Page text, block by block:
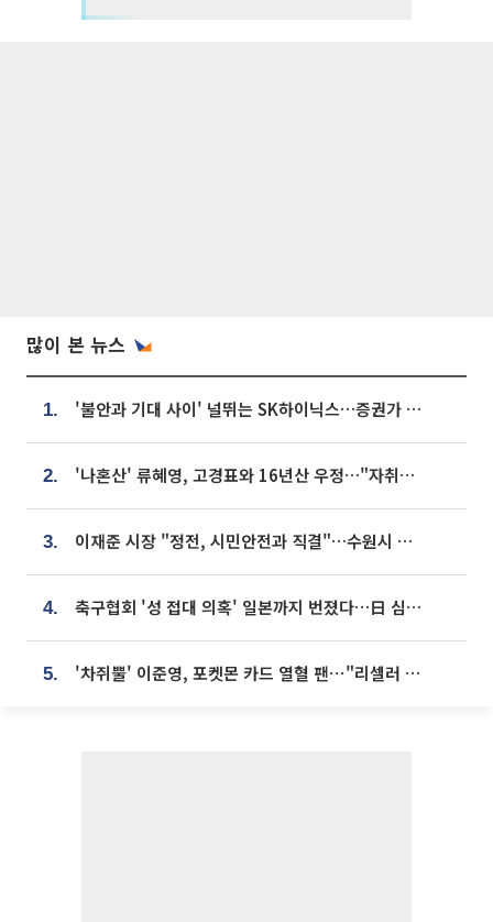
많이 본 뉴스
1. '불안과 기대 사이' 널뛰는 SK하이닉스…증권가 "HBM4·LTA 기반 펀터멘털 견고"
2. '나혼산' 류혜영, 고경표와 16년산 우정…"자취방서 부모님과 마주쳐"
3. 이재준 시장 "정전, 시민안전과 직결"…수원시 비상대응체계 가동
4. 축구협회 '성 접대 의혹' 일본까지 번졌다…日 심판 실명 공개
5. '차쥐뿔' 이준영, 포켓몬 카드 열혈 팬⋯"리셀러 처단할 것"